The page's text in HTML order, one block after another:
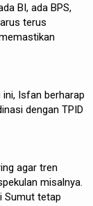
BI, ada BPS,
terus
Isfan berharap
dengan TPID
agar tren
misalnya.
Sumut tetap